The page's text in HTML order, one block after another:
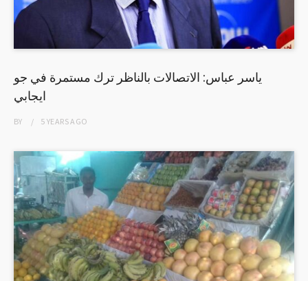
ياسر عباس: الاتصالات بالناظر ترك مستمرة في جو
ايجابي
BY 5 YEARSAGO